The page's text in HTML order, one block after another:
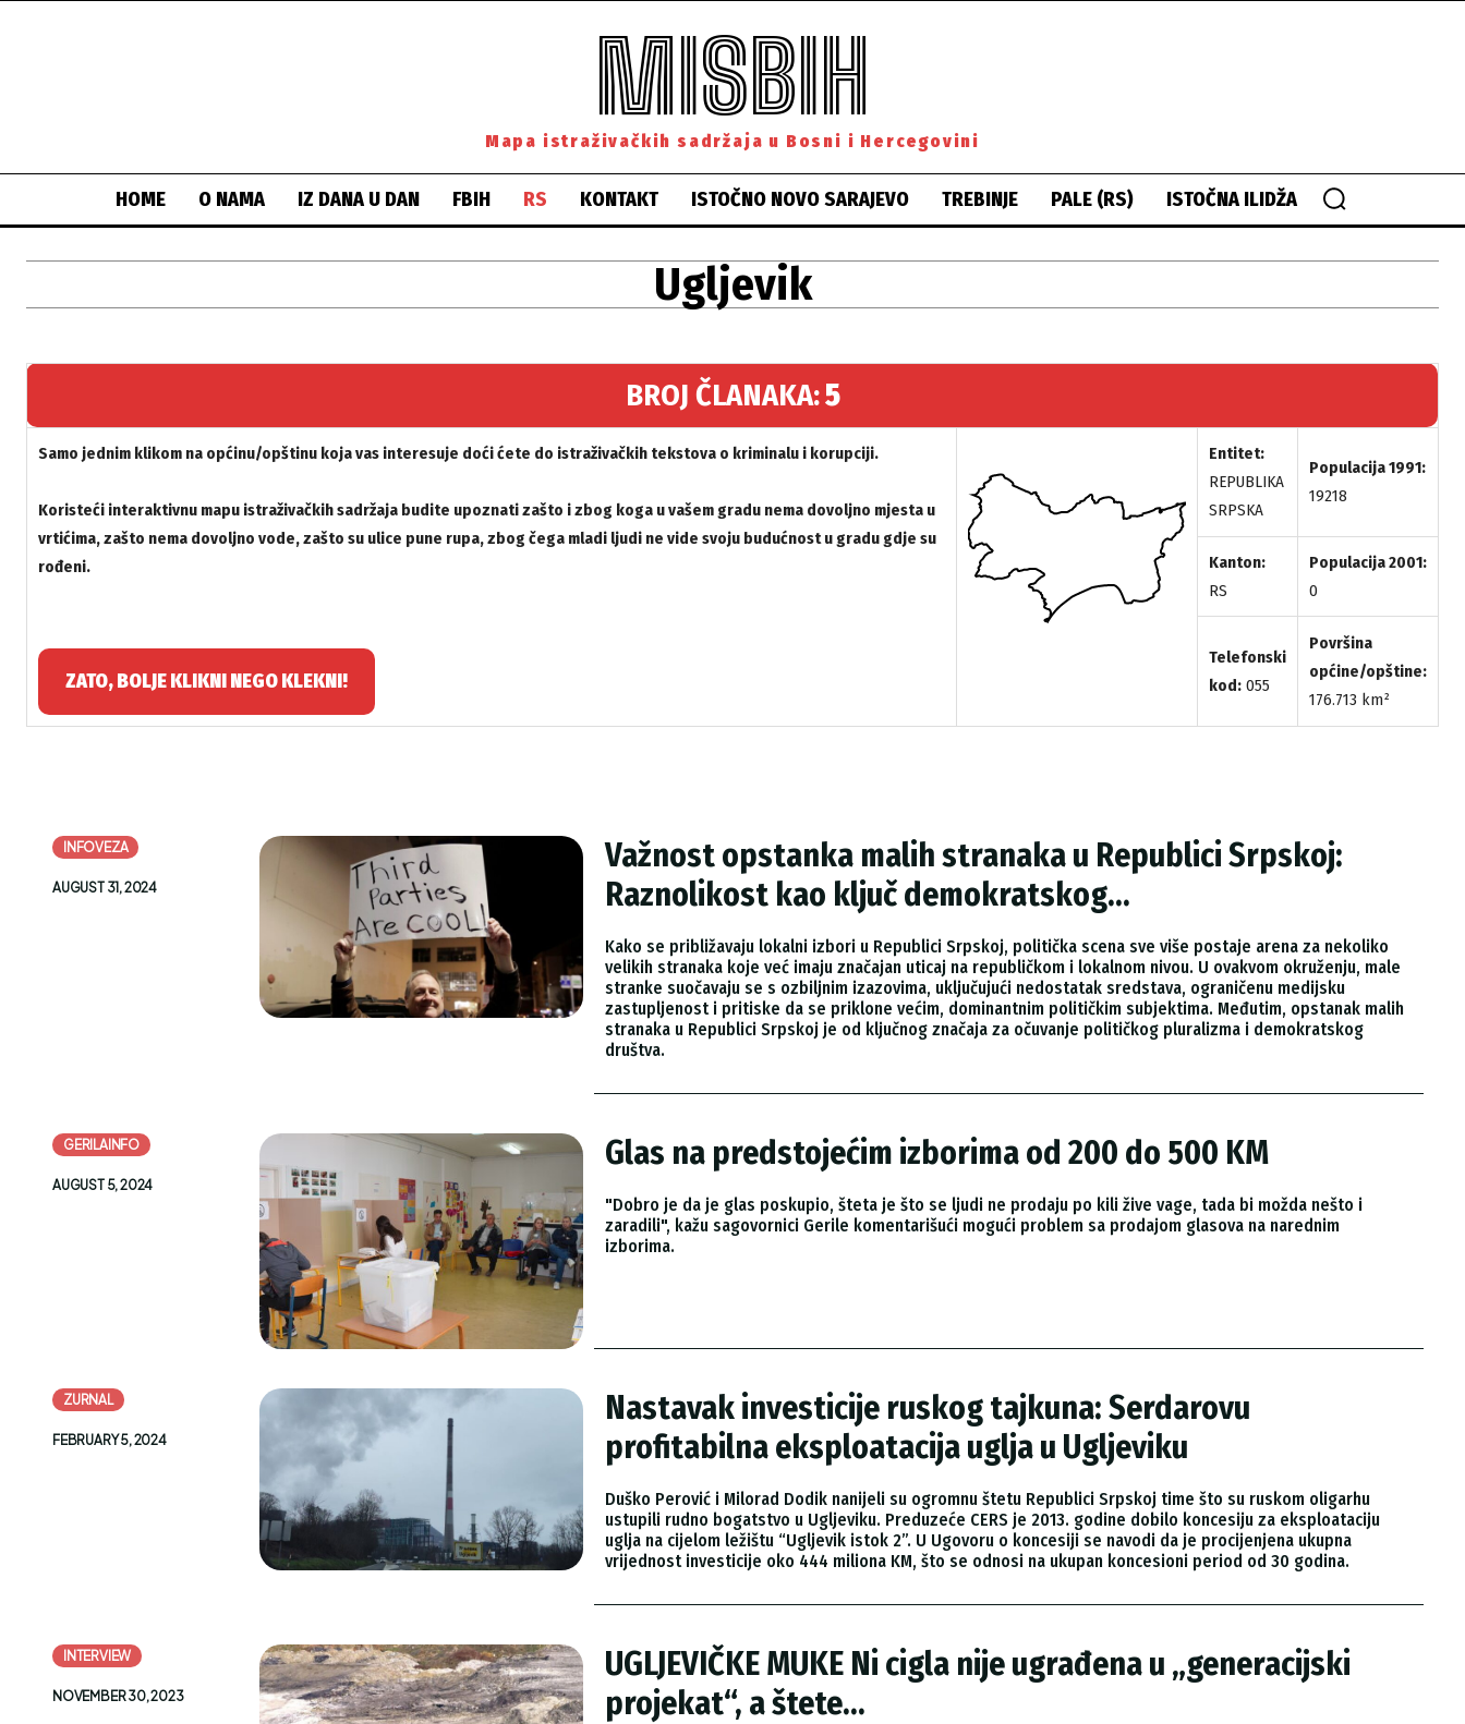
MISBIH
Mapa istraživačkih sadržaja u Bosni i Hercegovini
HOME O NAMA IZ DANA U DAN FBIH RS KONTAKT ISTOČNO NOVO SARAJEVO TREBINJE PALE (RS) ISTOČNA ILIDŽA
Ugljevik
BROJ ČLANAKA:5
Samo jednim klikom na općinu/opštinu koja vas interesuje doći ćete do istraživačkih tekstova o kriminalu i korupciji.
Koristeći interaktivnu mapu istraživačkih sadržaja budite upoznati zašto i zbog koga u vašem gradu nema dovoljno mjesta u
vrtićima, zašto nema dovoljno vode, zašto su ulice pune rupa, zbog čega mladi ljudi ne vide svoju budućnost u gradu gdje su
rođeni.
ZATO, BOLJE KLIKNI NEGO KLEKNI!
Entitet:
REPUBLIKA
SRPSKA
Populacija 1991:
19218
Kanton:
RS
Populacija 2001:
0
Telefonski
kod: 055
Površina
općine/opštine:
176.713 km²
INFOVEZA
AUGUST 31, 2024
Važnost opstanka malih stranaka u Republici Srpskoj:
Raznolikost kao ključ demokratskog...
Kako se približavaju lokalni izbori u Republici Srpskoj, politička scena sve više postaje arena za nekoliko
velikih stranaka koje već imaju značajan uticaj na republičkom i lokalnom nivou. U ovakvom okruženju, male
stranke suočavaju se s ozbiljnim izazovima, uključujući nedostatak sredstava, ograničenu medijsku
zastupljenost i pritiske da se priklone većim, dominantnim političkim subjektima. Međutim, opstanak malih
stranaka u Republici Srpskoj je od ključnog značaja za očuvanje političkog pluralizma i demokratskog
društva.
GERILAINFO
AUGUST 5, 2024
Glas na predstojećim izborima od 200 do 500 KM
"Dobro je da je glas poskupio, šteta je što se ljudi ne prodaju po kili žive vage, tada bi možda nešto i
zaradili", kažu sagovornici Gerile komentarišući mogući problem sa prodajom glasova na narednim
izborima.
ZURNAL
FEBRUARY 5, 2024
Nastavak investicije ruskog tajkuna: Serdarovu
profitabilna eksploatacija uglja u Ugljeviku
Duško Perović i Milorad Dodik nanijeli su ogromnu štetu Republici Srpskoj time što su ruskom oligarhu
ustupili rudno bogatstvo u Ugljeviku. Preduzeće CERS je 2013. godine dobilo koncesiju za eksploataciju
uglja na cijelom ležištu “Ugljevik istok 2”. U Ugovoru o koncesiji se navodi da je procijenjena ukupna
vrijednost investicije oko 444 miliona KM, što se odnosi na ukupan koncesioni period od 30 godina.
INTERVIEW
NOVEMBER 30, 2023
UGLJEVIČKE MUKE Ni cigla nije ugrađena u „generacijski
projekat“, a štete...